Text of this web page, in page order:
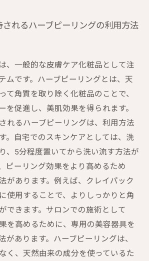
れるハーブピーリングの利用方法
、一般的な皮膚ケア化粧品として注
ムです。ハーブピーリングとは、天
て角質を取り除く化粧品のことで、
を促進し、美肌効果を得られます。
れるハーブピーリングは、利用方法
。自宅でのスキンケアとしては、洗
、5分程度置いてから洗い流す方法が
ピーリング効果をより高めるため
があります。例えば、クレイパック
使用することで、よりしっかりと角
できます。サロンでの施術として
を高めるために、専用の美容器具を
があります。ハーブピーリングは、
く、天然由来の成分を使っているた